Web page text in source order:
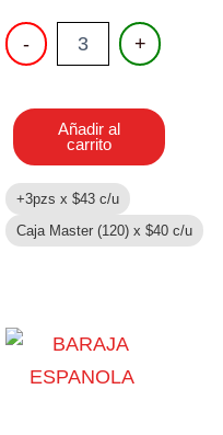
-
PISTOLA
DE
+
Añadir al
carrito
+3pzs x $43 c/u
Caja Master (120) x $40 c/u